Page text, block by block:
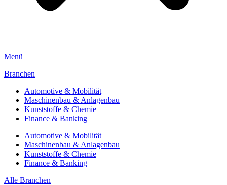
Menü
Branchen
Automotive & Mobilität
Maschinenbau & Anlagenbau
Kunststoffe & Chemie
Finance & Banking
Automotive & Mobilität
Maschinenbau & Anlagenbau
Kunststoffe & Chemie
Finance & Banking
Alle Branchen